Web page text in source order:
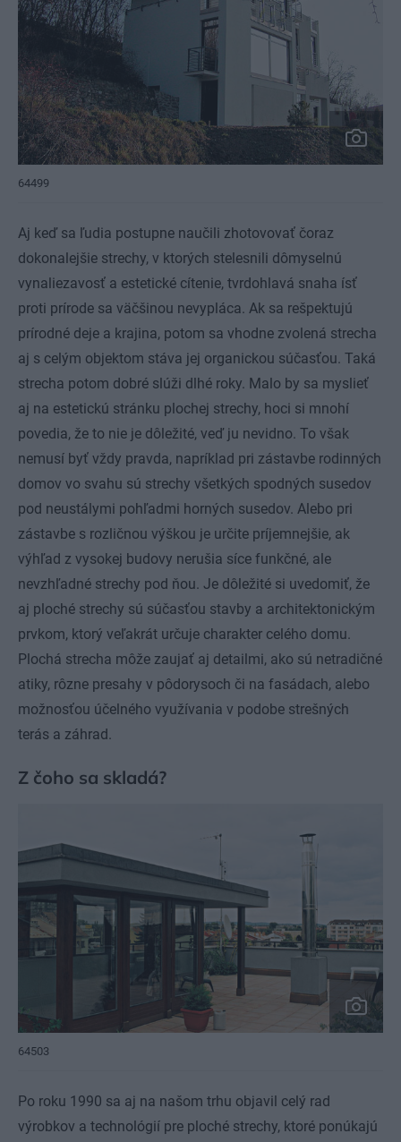
64499
Aj keď sa ľudia postupne naučili zhotovovať čoraz
dokonalejšie strechy, v ktorých stelesnili dômyselnú
vynaliezavosť a estetické cítenie, tvrdohlavá snaha ísť
proti prírode sa väčšinou nevypláca. Ak sa rešpektujú
prírodné deje a krajina, potom sa vhodne zvolená strecha
aj s celým objektom stáva jej organickou súčasťou. Taká
strecha potom dobré slúži dlhé roky. Malo by sa myslieť
aj na estetickú stránku plochej strechy, hoci si mnohí
povedia, že to nie je dôležité, veď ju nevidno. To však
nemusí byť vždy pravda, napríklad pri zástavbe rodinných
domov vo svahu sú strechy všetkých spodných susedov
pod neustálymi pohľadmi horných susedov. Alebo pri
zástavbe s rozličnou výškou je určite príjemnejšie, ak
výhľad z vysokej budovy nerušia síce funkčné, ale
nevzhľadné strechy pod ňou. Je dôležité si uvedomiť, že
aj ploché strechy sú súčasťou stavby a architektonickým
prvkom, ktorý veľakrát určuje charakter celého domu.
Plochá strecha môže zaujať aj detailmi, ako sú netradičné
atiky, rôzne presahy v pôdorysoch či na fasádach, alebo
možnosťou účelného využívania v podobe strešných
terás a záhrad.
Z čoho sa skladá?
64503
Po roku 1990 sa aj na našom trhu objavil celý rad
výrobkov a technológií pre ploché strechy, ktoré ponúkajú